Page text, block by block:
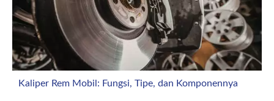
Kaliper Rem Mobil: Fungsi, Tipe, dan Komponennya